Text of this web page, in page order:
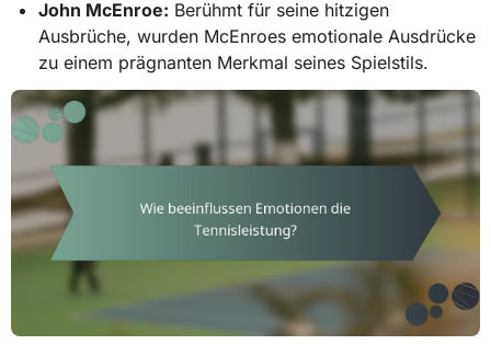
John McEnroe: Berühmt für seine hitzigen
Ausbrüche, wurden McEnroes emotionale Ausdrücke
zu einem prägnanten Merkmal seines Spielstils.